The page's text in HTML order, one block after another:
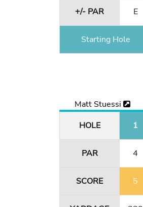
+/- PAR E
Starting Hole
Matt Stuessi
HOLE
1
PAR 4
SCORE 5